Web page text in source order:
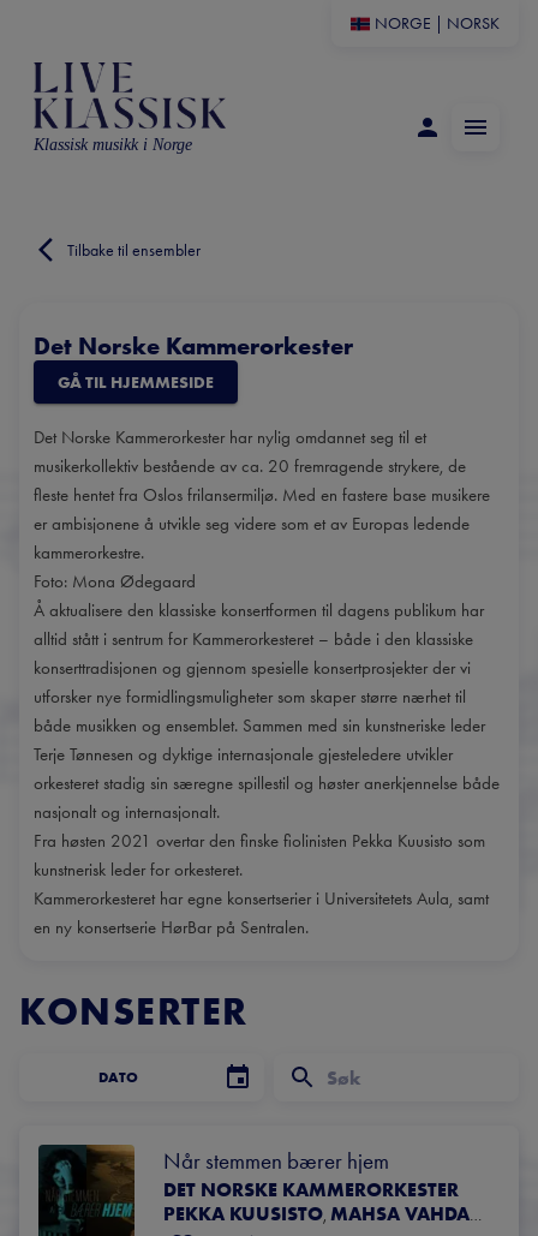
NORGE NORSK
Klassisk musikk i Norge
Tilbake til ensembler
Det Norske Kammerorkester
GÅ TIL HJEMMESIDE
Det Norske Kammerorkester har nylig omdannet seg til et
musikerkollektiv bestående av ca. 20 fremragende strykere, de
fleste hentet fra Oslos frilansermiljø. Med en fastere base musikere
er ambisjonene å utvikle seg videre som et av Europas ledende
kammerorkestre.
Foto: Mona Ødegaard
Å aktualisere den klassiske konsertformen til dagens publikum har
alltid stått i sentrum for Kammerorkesteret – både i den klassiske
konserttradisjonen og gjennom spesielle konsertprosjekter der vi
utforsker nye formidlingsmuligheter som skaper større nærhet til
både musikken og ensemblet. Sammen med sin kunstneriske leder
Terje Tønnesen og dyktige internasjonale gjesteledere utvikler
orkesteret stadig sin særegne spillestil og høster anerkjennelse både
nasjonalt og internasjonalt.
Fra høsten 2021 overtar den finske fiolinisten Pekka Kuusisto som
kunstnerisk leder for orkesteret.
Kammerorkesteret har egne konsertserier i Universitetets Aula, samt
en ny konsertserie HørBar på Sentralen.
KONSERTER
DATO
Når stemmen bærer hjem
DET NORSKE KAMMERORKESTER
PEKKA KUUSISTO, MAHSA VAHDAT ,